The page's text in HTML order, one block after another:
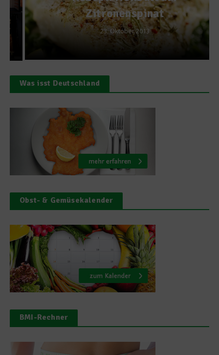
Zitronenspinat
23. Oktober 2013
Was isst Deutschland
Obst- & Gemüsekalender
BMI-Rechner